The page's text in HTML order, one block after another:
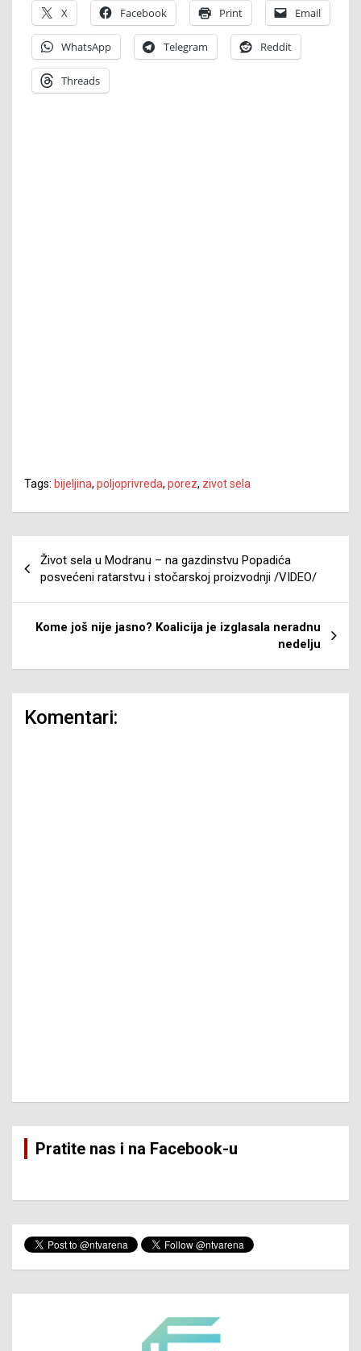
X Facebook Print Email
WhatsApp Telegram Reddit
Threads
Tags: bijeljina, poljoprivreda, porez, zivot sela
Navigacija
članaka
Život sela u Modranu – na gazdinstvu Popadića
posvećeni ratarstvu i stočarskoj proizvodnji /VIDEO/
Kome još nije jasno? Koalicija je izglasala neradnu
nedelju
Komentari:
Pratite nas i na Facebook-u